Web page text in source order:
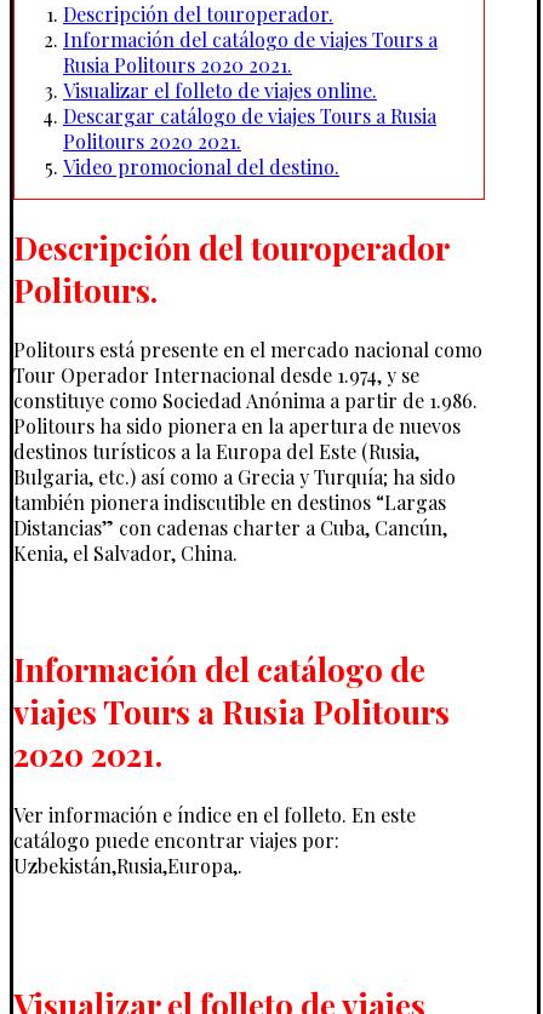
Descripción del touroperador.
Información del catálogo de viajes Tours a
Rusia Politours 2020 2021.
Visualizar el folleto de viajes online.
Descargar catálogo de viajes Tours a Rusia
Politours 2020 2021.
Video promocional del destino.
Descripción del touroperador
Politours.
Politours está presente en el mercado nacional como
Tour Operador Internacional desde 1.974, y se
constituye como Sociedad Anónima a partir de 1.986.
Politours ha sido pionera en la apertura de nuevos
destinos turísticos a la Europa del Este (Rusia,
Bulgaria, etc.) así como a Grecia y Turquía; ha sido
también pionera indiscutible en destinos “Largas
Distancias” con cadenas charter a Cuba, Cancún,
Kenia, el Salvador, China.
Información del catálogo de
viajes Tours a Rusia Politours
2020 2021.
Ver información e índice en el folleto. En este
catálogo puede encontrar viajes por:
Uzbekistán,Rusia,Europa,.
Visualizar el folleto de viajes